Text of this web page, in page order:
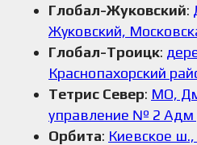
Глобал-Жуковский:
Жуковский,
Глобал-Троицк:
Краснопахорский
Тетрис Север: МО,
управление № 2 Адм
Орбита: Киевское